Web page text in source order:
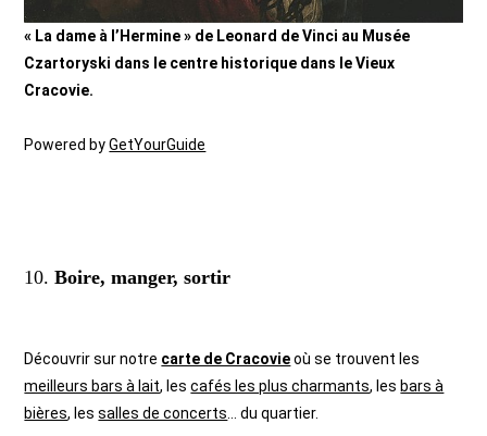
« La dame à l’Hermine » de Leonard de Vinci au Musée
Czartoryski dans le centre historique dans le Vieux
Cracovie.
Powered byGetYourGuide
10.Boire, manger, sortir
Découvrir sur notre carte de Cracovie où se trouvent les
meilleurs bars à lait, lescafés les plus charmants, les bars à
bières, lessalles de concerts… du quartier.